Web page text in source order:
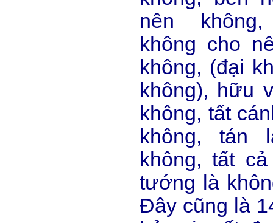
nên
không cho
không, (đại
không), hữu
không, tất
không, tán
không, tất
tướng là
Đây cũng là